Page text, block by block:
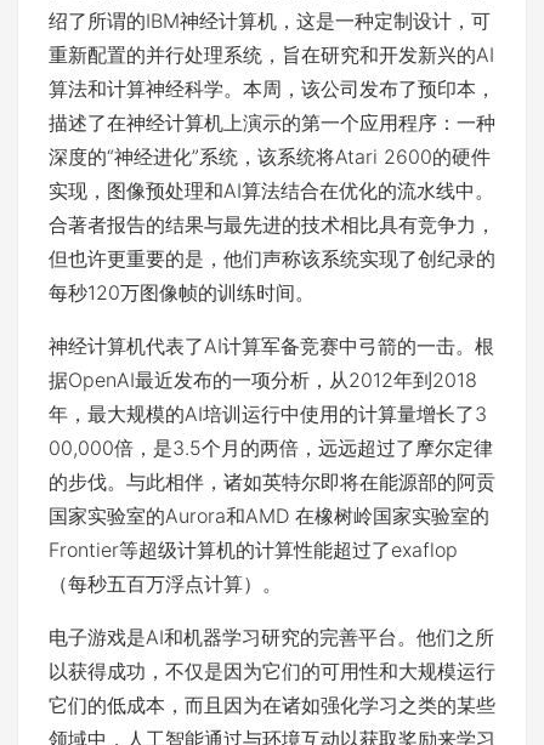
绍了所谓的IBM神经计算机，这是一种定制设计，可
重新配置的并行处理系统，旨在研究和开发新兴的AI
算法和计算神经科学。本周，该公司发布了预印本，
描述了在神经计算机上演示的第一个应用程序：一种
深度的“神经进化”系统，该系统将Atari 2600的硬件
实现，图像预处理和AI算法结合在优化的流水线中。
合著者报告的结果与最先进的技术相比具有竞争力，
但也许更重要的是，他们声称该系统实现了创纪录的
每秒120万图像帧的训练时间。
神经计算机代表了AI计算军备竞赛中弓箭的一击。根
据OpenAI最近发布的一项分析，从2012年到2018
年，最大规模的AI培训运行中使用的计算量增长了3
00,000倍，是3.5个月的两倍，远远超过了摩尔定律
的步伐。与此相伴，诸如英特尔即将在能源部的阿贡
国家实验室的Aurora和AMD 在橡树岭国家实验室的
Frontier等超级计算机的计算性能超过了exaflop
（每秒五百万浮点计算）。
电子游戏是AI和机器学习研究的完善平台。他们之所
以获得成功，不仅是因为它们的可用性和大规模运行
它们的低成本，而且因为在诸如强化学习之类的某些
领域中，人工智能通过与环境互动以获取奖励来学习